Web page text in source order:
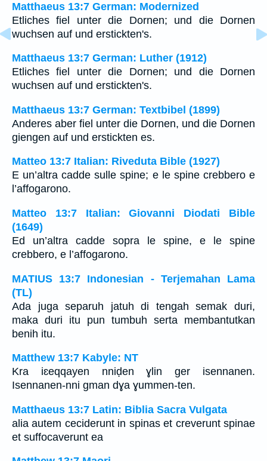
Matthaeus 13:7 German: Modernized
Etliches fiel unter die Dornen; und die Dornen
wuchsen auf und erstickten's.
Matthaeus 13:7 German: Luther (1912)
Etliches fiel unter die Dornen; und die Dornen
wuchsen auf und erstickten's.
Matthaeus 13:7 German: Textbibel (1899)
Anderes aber fiel unter die Dornen, und die Dornen
giengen auf und erstickten es.
Matteo 13:7 Italian: Riveduta Bible (1927)
E un’altra cadde sulle spine; e le spine crebbero e
l’affogarono.
Matteo 13:7 Italian: Giovanni Diodati Bible
(1649)
Ed un’altra cadde sopra le spine, e le spine
crebbero, e l’affogarono.
MATIUS 13:7 Indonesian - Terjemahan Lama
(TL)
Ada juga separuh jatuh di tengah semak duri,
maka duri itu pun tumbuh serta membantutkan
benih itu.
Matthew 13:7 Kabyle: NT
Kra iɛeqqayen nniḍen ɣlin ger isennanen.
Isennanen-nni gman dɣa ɣummen-ten.
Matthaeus 13:7 Latin: Biblia Sacra Vulgata
alia autem ceciderunt in spinas et creverunt spinae
et suffocaverunt ea